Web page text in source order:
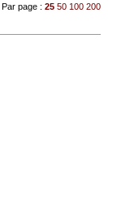
Par page : 25 50 100 200